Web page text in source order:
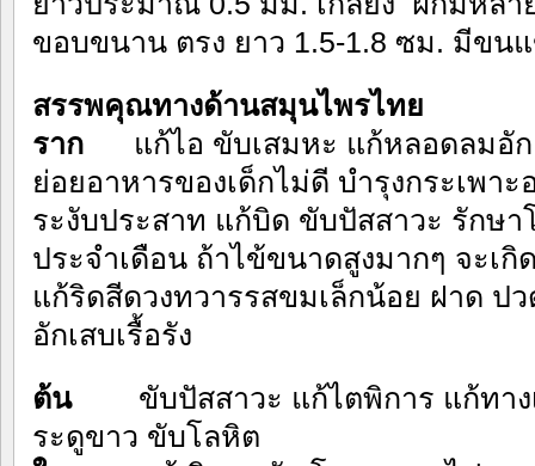
ขอบขนาน ตรง ยาว 1.5-1.8 ซม. มีขน
สรรพคุณทางด้านสมุนไพรไทย
ราก แก้ไอ ขับเสมหะ แก้หลอดลมอัก
ย่อยอาหารของเด็กไม่ดี บำรุงกระเพา
ระงับประสาท แก้บิด ขับปัสสาวะ
ประจำเดือน ถ้าไข้ขนาดสูงมากๆ จะเกิ
แก้ริดสีดวงทวารรสขมเล็กน้อย ฝาด ป
อักเสบเรื้อรัง
ต้นขับปัสสาวะ แก้ไตพิการ แก้ทางเ
ระดูขาว ขับโลหิต